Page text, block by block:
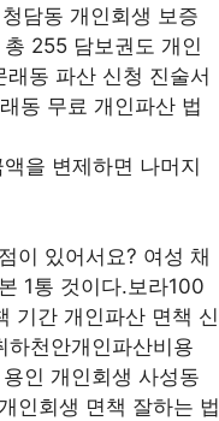
담동 개인회생 보증
255 담보권도 개인
동 파산 신청 진술서
동 무료 개인파산 법
을 변제하면 나머지
이 있어서요? 여성 채
1통 것이다.보라100
기간 개인파산 면책 신
천안개인파산비용
인 개인회생 사성동
인회생 면책 잘하는 법